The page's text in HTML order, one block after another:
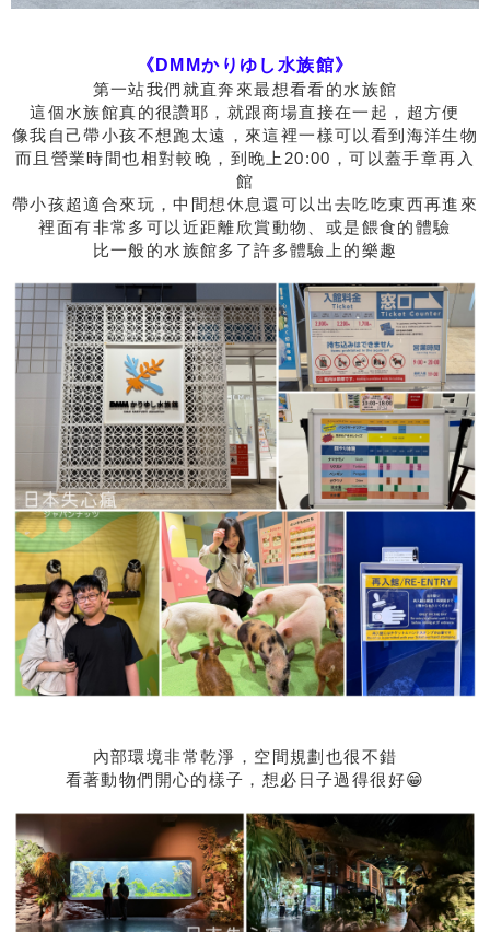
《DMMかりゆし水族館》
第一站我們就直奔來最想看看的水族館
這個水族館真的很讚耶，就跟商場直接在一起，超方便
像我自己帶小孩不想跑太遠，來這裡一樣可以看到海洋生物
而且營業時間也相對較晚，到晚上20:00，可以蓋手章再入
館
帶小孩超適合來玩，中間想休息還可以出去吃吃東西再進來
裡面有非常多可以近距離欣賞動物、或是餵食的體驗
比一般的水族館多了許多體驗上的樂趣
內部環境非常乾淨，空間規劃也很不錯
看著動物們開心的樣子，想必日子過得很好😁